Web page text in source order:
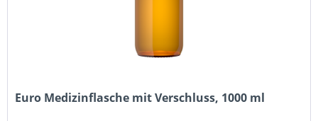
Euro Medizinflasche mit Verschluss, 1000 ml